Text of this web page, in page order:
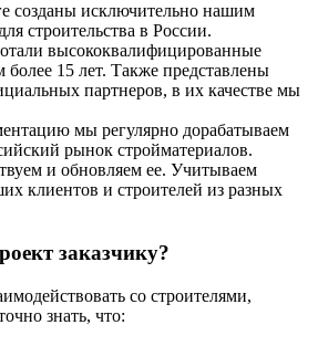
созданы исключительно нашим
строительства в России.
высококвалифицированные
15 лет. Также представлены
партнеров, в их качестве мы
мы регулярно дорабатываем
рынок стройматериалов.
и обновляем ее. Учитываем
клиентов и строителей из разных
заказчику?
со строителями,
знать, что: